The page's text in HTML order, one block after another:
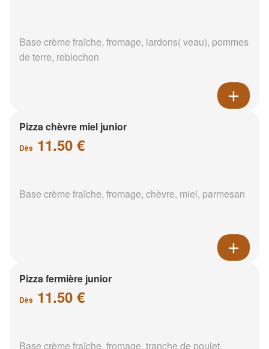
Base crème fraîche, fromage, lardons( veau), pommes
de terre, reblochon
Pizza chèvre miel junior
Dès 11.50 €
Base crème fraîche, fromage, chèvre, miel, parmesan
Pizza fermière junior
Dès 11.50 €
Base crème fraîche, fromage, tranche de poulet,